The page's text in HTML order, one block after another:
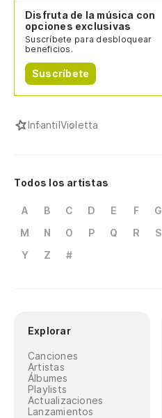
Disfruta de la música con
opciones exclusivas
Suscríbete para desbloquear
beneficios.
Suscríbete
InfantilVioletta
Todos los artistas
A B C D E F G
M
N O P Q R S
Y
Z #
Explorar
Canciones
Artistas
Álbumes
Playlists
Actualizaciones
Lanzamientos